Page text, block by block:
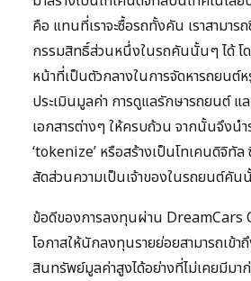
คือ แทนที่เราจะซื้อรถทั้งคัน เราสามาร
กรรมสิทธิ์ส่วนหนึ่งในรถคันนั้นๆ ได้ โ
หน้าที่เป็นตัวกลางในการจัดหารถยนต์
ประเมินมูลค่า การดูแลรักษารถยนต์ แล
เอกสารต่างๆ ให้ครบถ้วน จากนั้นจึงน
‘tokenize’ หรือสร้างเป็นโทเคนดิจิทัล
สัดส่วนความเป็นเจ้าของในรถยนต์คั
ข้อดีของการลงทุนผ่าน DreamCars
โอกาสให้นักลงทุนรายย่อยสามารถเข้า
สินทรัพย์มูลค่าสูงได้อย่างที่ไม่เคยมีม